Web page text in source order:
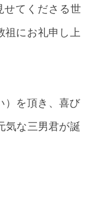
せてくださる世
祖にお礼申し上
）を頂き、喜び
気な三男君が誕